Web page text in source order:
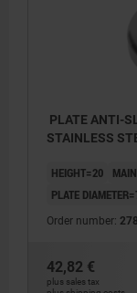
PLATE ANTI-
STAINLESS
HEIGHT=20
PLATE
Order number:
42,82 €
plus sales tax